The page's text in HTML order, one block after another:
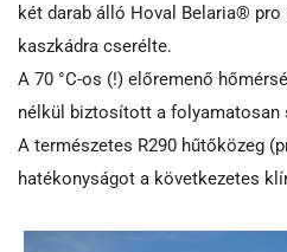
két darab álló Hoval Belaria®
kaszkádra cserélte.
A 70 °C-os (!) előremenő
nélkül biztosított a folyamatosan
A természetes R290 hűtőközeg
hatékonyságot a következetes